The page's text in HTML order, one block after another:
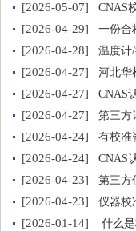
[2026-05-07] CNAS
[2026-04-29] 一份合
[2026-04-28] 温度计
[2026-04-27] 河北华
[2026-04-27] CNAS
[2026-04-27] 第三方
[2026-04-24] 有校准
[2026-04-24] CNAS
[2026-04-23] 第三方
[2026-04-23] 仪器校
[2026-01-14] 什么